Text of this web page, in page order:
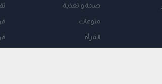
صحة و تغذية
منوعات
المرأة